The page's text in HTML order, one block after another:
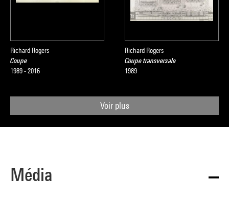
Richard Rogers
Coupe
1989 - 2016
Richard Rogers
Coupe transversale
1989
Voir plus
Média